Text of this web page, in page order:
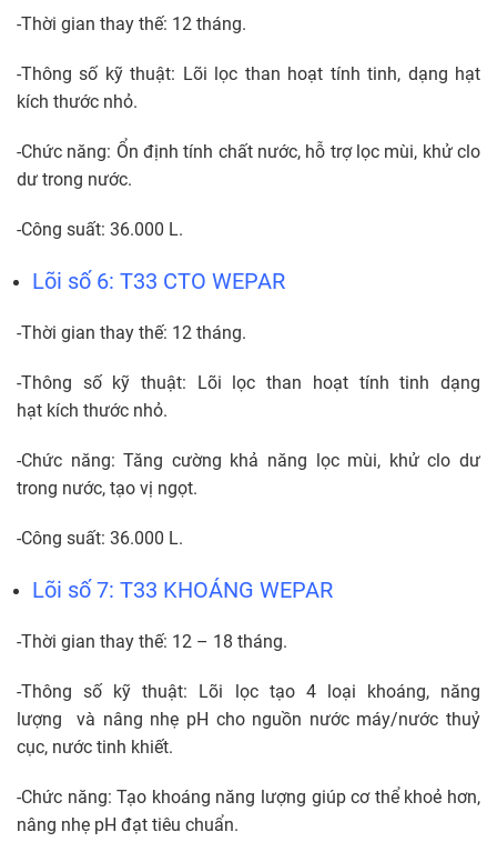
-Thời gian thay thế: 12 tháng.
-Thông số kỹ thuật: Lõi lọc than hoạt tính tinh, dạng hạt
kích thước nhỏ.
-Chức năng: Ổn định tính chất nước, hỗ trợ lọc mùi, khử clo
dư trong nước.
-Công suất: 36.000 L.
Lõi số 6: T33 CTO WEPAR
-Thời gian thay thế: 12 tháng.
-Thông số kỹ thuật: Lõi lọc than hoạt tính tinh dạng
hạt kích thước nhỏ.
-Chức năng: Tăng cường khả năng lọc mùi, khử clo dư
trong nước, tạo vị ngọt.
-Công suất: 36.000 L.
Lõi số 7: T33 KHOÁNG WEPAR
-Thời gian thay thế: 12 – 18 tháng.
-Thông số kỹ thuật: Lõi lọc tạo 4 loại khoáng, năng
lượng và nâng nhẹ pH cho nguồn nước máy/nước thuỷ
cục, nước tinh khiết.
-Chức năng: Tạo khoáng năng lượng giúp cơ thể khoẻ hơn,
nâng nhẹ pH đạt tiêu chuẩn.